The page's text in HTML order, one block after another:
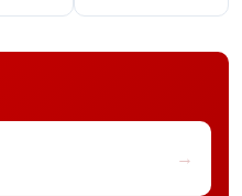
→